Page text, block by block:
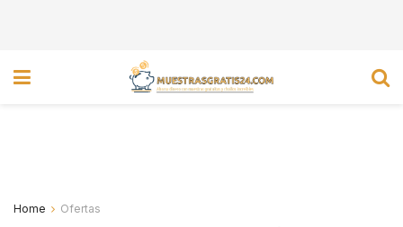
Home Ofertas